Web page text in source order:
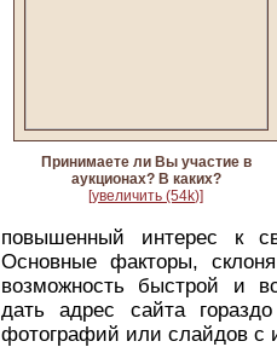
Принимаете ли Вы участие в
аукционах? В каких?
[увеличить (54k)]
повышенный интерес к
Основные факторы,
возможность быстрой и
дать адрес сайта
фотографий или слайдов с